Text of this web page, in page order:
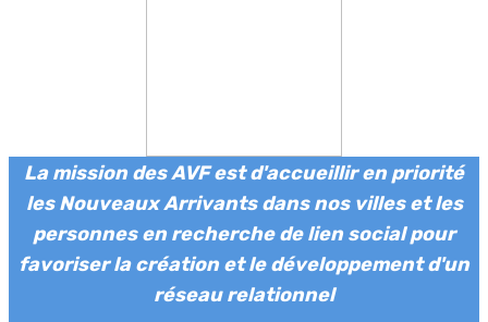
La mission des AVF est d'accueillir en priorité
les Nouveaux Arrivants dans nos villes et les
personnes en recherche de lien social pour
favoriser la création et le développement d'un
réseau relationnel